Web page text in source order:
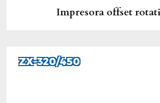
Impresora offset
ZX-320/450